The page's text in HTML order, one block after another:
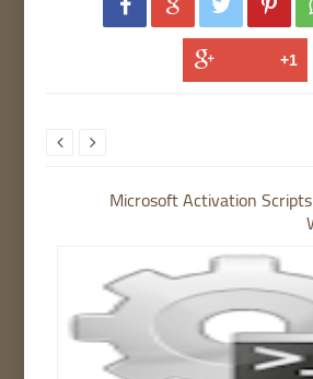
   
Microsoft Activation
 